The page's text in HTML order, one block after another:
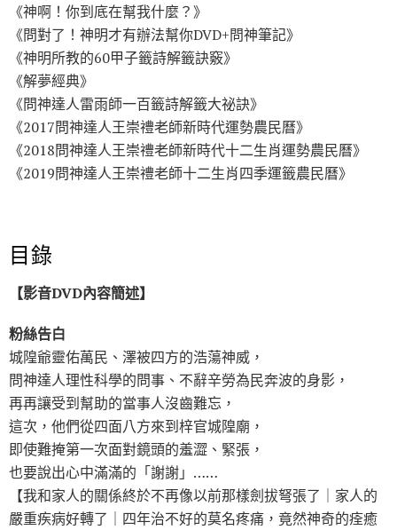
《神啊！你到底在幫我什麼？》
《問對了！神明才有辦法幫你DVD+問神筆記》
《神明所教的60甲子籤詩解籤訣竅》
《解夢經典》
《問神達人雷雨師一百籤詩解籤大祕訣》
《2017問神達人王崇禮老師新時代運勢農民曆》
《2018問神達人王崇禮老師新時代十二生肖運勢農民曆》
《2019問神達人王崇禮老師十二生肖四季運籤農民曆》
目錄
【影音DVD內容簡述】
粉絲告白
城隍爺靈佑萬民、澤被四方的浩蕩神威，
問神達人理性科學的問事、不辭辛勞為民奔波的身影，
再再讓受到幫助的當事人沒齒難忘，
這次，他們從四面八方來到梓官城隍廟，
即使難掩第一次面對鏡頭的羞澀、緊張，
也要說出心中滿滿的「謝謝」……
【我和家人的關係終於不再像以前那樣劍拔弩張了｜家人的
嚴重疾病好轉了｜四年治不好的莫名疼痛，竟然神奇的痊癒